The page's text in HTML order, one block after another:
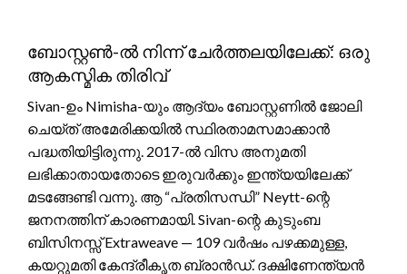
ബോസ്റ്റൺ-ൽ നിന്ന് ചേർത്തലയിലേക്ക്: ഒരു
ആകസ്മിക തിരിവ്
Sivan-ഉം Nimisha-യും ആദ്യം ബോസ്റ്റണിൽ ജോലി
ചെയ്ത് അമേരിക്കയിൽ സ്ഥിരതാമസമാക്കാൻ
പദ്ധതിയിട്ടിരുന്നു. 2017-ൽ വിസ അനുമതി
ലഭിക്കാതായതോടെ ഇരുവർക്കും ഇന്ത്യയിലേക്ക്
മടങ്ങേണ്ടി വന്നു. ആ “പ്രതിസന്ധി” Neytt-ന്റെ
ജനനത്തിന് കാരണമായി. Sivan-ന്റെ കുടുംബ
ബിസിനസ്സ് Extraweave — 109 വർഷം പഴക്കമുള്ള,
കയറ്റുമതി കേന്ദ്രീകൃത ബ്രാൻഡ്. ദക്ഷിണേന്ത്യൻ